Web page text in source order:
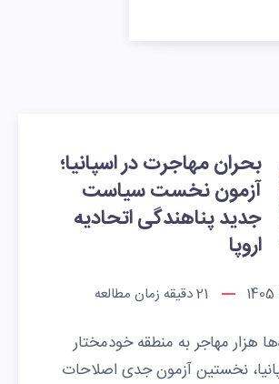
بحران مهاجرت در اسپانیا؛
آزمون نخست سیاست
جدید پناهندگی اتحادیه
اروپا
21دقیقه زمان مطالعه
هزار مهاجر به منطقه خودمختار
نخستین آزمون جدی اصلاحات